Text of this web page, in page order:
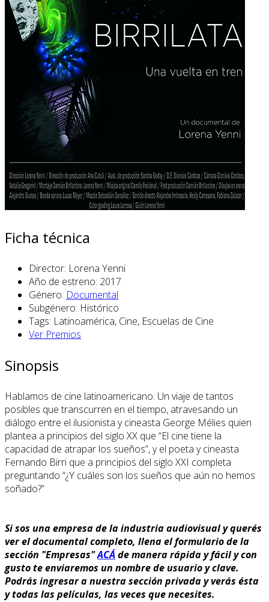
Ficha técnica
Director: Lorena Yenni
Año de estreno: 2017
Género: Documental
Subgénero: Histórico
Tags: Latinoamérica, Cine, Escuelas de Cine
Ver Premios
Sinopsis
Hablamos de cine latinoamericano. Un viaje de tantos
posibles que transcurren en el tiempo, atravesando un
diálogo entre el ilusionista y cineasta George Mélies quien
plantea a principios del siglo XX que “El cine tiene la
capacidad de atrapar los sueños”, y el poeta y cineasta
Fernando Birri que a principios del siglo XXI completa
preguntando “¿Y cuáles son los sueños que aún no hemos
soñado?”
Si sos una empresa de la industria audiovisual y querés
ver el documental completo, llena el formulario de la
sección "Empresas"ACÁ de manera rápida y fácil y con
gusto te enviaremos un nombre de usuario y clave.
Podrás ingresar a nuestra sección privada y verás ésta
y todas las películas, las veces que necesites.